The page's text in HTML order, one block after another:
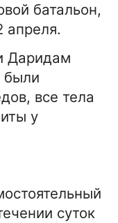
батальон,
апреля.
Даридам
были
все тела
у
суток